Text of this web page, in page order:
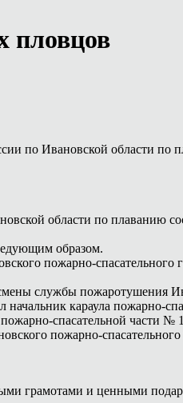
пловцов
по Ивановской области по
области по плаванию
образом.
пожарно-
службы пожаротушения
караула
пожарно-спасательной
пожарно-
грамотами и ценными